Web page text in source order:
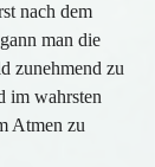
nach dem
man die
zunehmend zu
im wahrsten
Atmen zu